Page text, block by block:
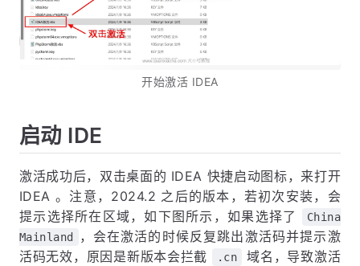
开始激活 IDEA
启动 IDE
激活成功后，双击桌面的 IDEA 快捷启动图标，来打开
IDEA 。注意，2024.2 之后的版本，若初次安装，会
提示选择所在区域，如下图所示，如果选择了
China
Mainland
，会在激活的时候反复跳出激活码并提示激
活码无效，原因是新版本会拦截
.cn
域名，导致激活